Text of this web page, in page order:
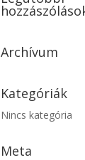
Archívum
Kategóriák
Nincs kategória
Meta